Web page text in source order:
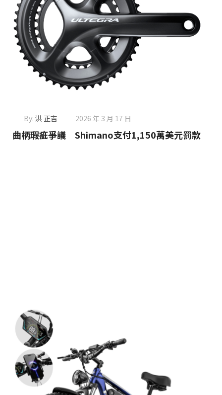
By: 洪 正吉 2026 年 3 月 17 日
曲柄瑕疵爭議 Shimano支付1,150萬美元罰款